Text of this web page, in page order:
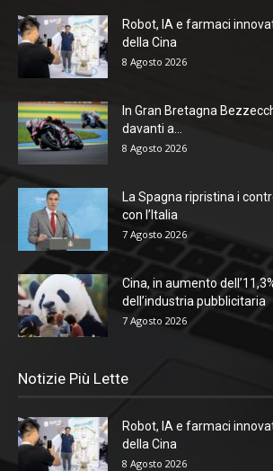
Robot, IA e farmaci
della Cina
8 Agosto 2026
In Gran Bretagna
davanti a...
8 Agosto 2026
La Spagna ripristina i
con l’Italia
7 Agosto 2026
Cina, in aumento
dell’industria pubblicitaria
7 Agosto 2026
Notizie Più Lette
Robot, IA e farmaci
della Cina
8 Agosto 2026